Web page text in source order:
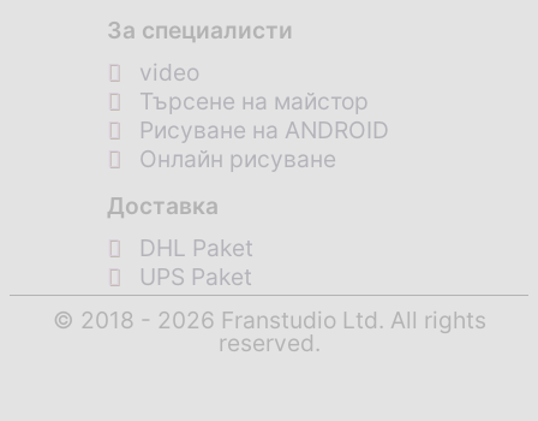
За специалисти
video
Търсене на майстор
Рисуване на ANDROID
Онлайн рисуване
Доставка
DHL Paket
UPS Paket
© 2018 - 2026 Franstudio Ltd. All rights
reserved.